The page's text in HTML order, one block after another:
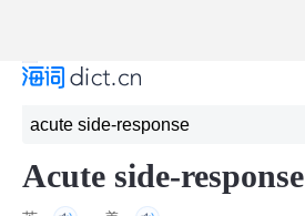
Acute side-response